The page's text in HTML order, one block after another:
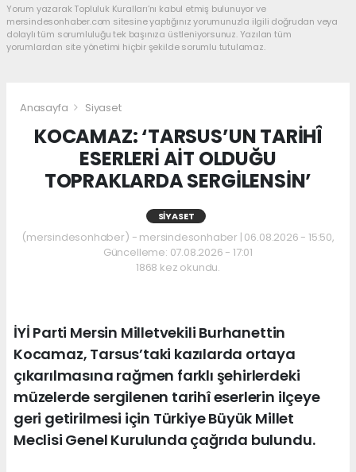
Yorum yazarak Topluluk Kuralları’nı kabul etmiş bulunuyor ve
mersindesonhaber.com sitesine yaptığınız yorumunuzla ilgili doğrudan veya
dolaylı tüm sorumluluğu tek başınıza üstleniyorsunuz. Yazılan tüm
yorumlardan site yönetimi hiçbir şekilde sorumlu tutulamaz.
Anasayfa Siyaset
KOCAMAZ: ‘TARSUS’UN TARİHÎ
ESERLERİ AİT OLDUĞU
TOPRAKLARDA SERGİLENSİN’
SIYASET
(mersindesonhaber) - mersindesonhaber | 06.08.2026 - 15:50,
Güncelleme: 07.08.2026 - 17:01
1868 kez okundu.
İYİ Parti Mersin Milletvekili Burhanettin
Kocamaz, Tarsus’taki kazılarda ortaya
çıkarılmasına rağmen farklı şehirlerdeki
müzelerde sergilenen tarihî eserlerin ilçeye
geri getirilmesi için Türkiye Büyük Millet
Meclisi Genel Kurulunda çağrıda bulundu.